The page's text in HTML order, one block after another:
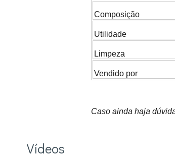
Composição
Utilidade
Limpeza
Vendido por
Caso ainda haja
Vídeos